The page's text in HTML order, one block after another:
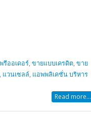
รีออเดอร์,ขายแบบเครดิต,ขาย
, แวนเซลล์, แอพพลิเคชั่น บริหาร
Read more...